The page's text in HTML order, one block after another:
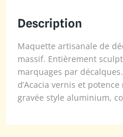
Description
Maquette artisanale de
massif. Entièrement
marquages par
d’Acacia vernis et
gravée style aluminium,